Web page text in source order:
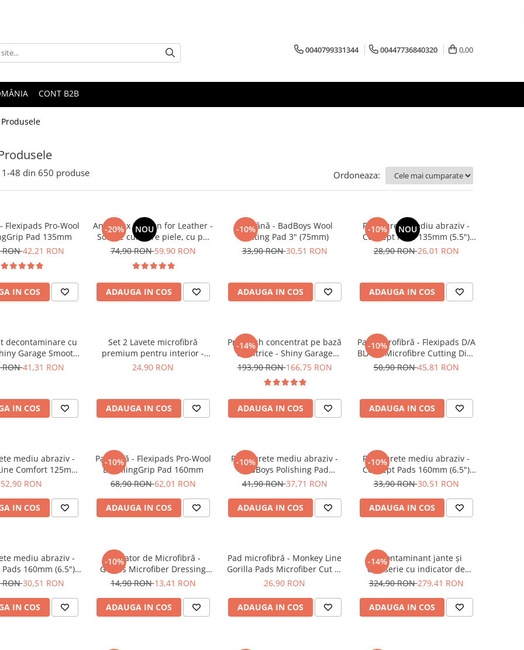
0040799331344 00447736840320 0,00
CONT B2B
1-48 din 650 produse Ordoneaza:
Flexipads Pro-Wool
Pad 135mm
RON42,21 RON
IN COS
-20% NOU
Angelwax Heaven for Leather -
Soluție curățare piele, cu pH
neutru (500ml)
74,90 RON59,90 RON
ADAUGA IN COS
-10%
Pad lână - BadBoys Wool
Cutting Pad 3" (75mm)
33,90 RON30,51 RON
ADAUGA IN COS
-10% NOU
Pad burete mediu abraziv -
Concept Pads 135mm (5.5")
Yellow Polishing Pad
28,90 RON26,01 RON
ADAUGA IN COS
decontaminare cu
Garage Smooth
Lube (500ml)
RON41,31 RON
IN COS
Set 2 Lavete microfibră
premium pentru interior -
Premium Microfibres 400gsm
24,90 RON
ADAUGA IN COS
-14%
Pre-wash concentrat pe bază
de citrice - Shiny Garage
Citrus Infused TFR (5L)
193,90 RON166,75 RON
ADAUGA IN COS
-10%
Pad microfibră - Flexipads D/A
BLACK Microfibre Cutting Disc
5" (125mm)
50,90 RON45,81 RON
ADAUGA IN COS
mediu abraziv -
Comfort 125mm
Polishing
52,90 RON
IN COS
-10%
Pad lână - Flexipads Pro-Wool
DetailingGrip Pad 160mm
68,90 RON62,01 RON
ADAUGA IN COS
-10%
Pad burete mediu abraziv -
BadBoys Polishing Pad
130/150mm
41,90 RON37,71 RON
ADAUGA IN COS
-10%
Pad burete mediu abraziv -
Concept Pads 160mm (6.5")
Orange Medium-Cut Pad
33,90 RON30,51 RON
ADAUGA IN COS
mediu abraziv -
160mm (6.5")
Polishing Pad
RON30,51 RON
IN COS
-10%
Aplicator de Microfibră -
GTools Microfiber Dressing
Applicator
14,90 RON13,41 RON
ADAUGA IN COS
Pad microfibră - Monkey Line
Gorilla Pads Microfiber Cut N'
Polish Pad 80mm
26,90 RON
ADAUGA IN COS
-14%
Decontaminant jante și
caroserie cu indicator de
reacție - Shiny Garage D-Tox
324,90 RON279,41 RON
ADAUGA IN COS